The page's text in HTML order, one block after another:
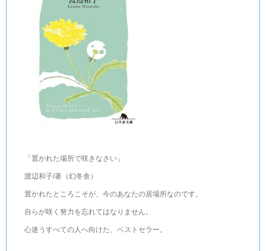
「置かれた場所で咲きなさい」
渡辺和子/著（幻冬舎）
置かれたところこそが、今のあなたの居場所なのです。
自らが咲く努力を忘れてはなりません。
心迷うすべての人へ向けた、ベストセラー。